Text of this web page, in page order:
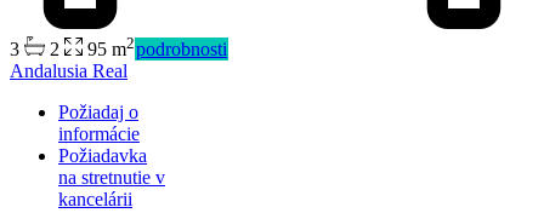
Predaj
3 2 95 m2podrobnosti
Andalusia Real
Požiadaj o
informácie
Požiadavka
na stretnutie v
kancelárii